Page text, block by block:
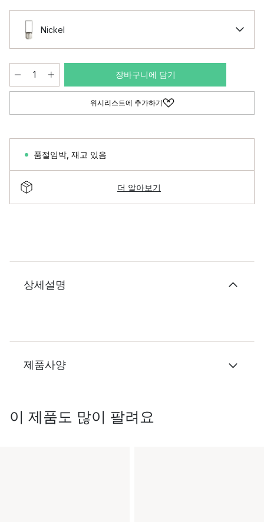
Nickel
장바구니에 담기
위시리스트에 추가하기
품절임박 재고 있음
더 알아보기
상세설명
제품사양
이 제품도 많이 팔려요